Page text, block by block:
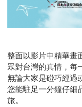
整面以影片中精華畫
眾對台灣的真情，每
無論大家是碰巧經過
您能駐足一分鐘仔細
旅。